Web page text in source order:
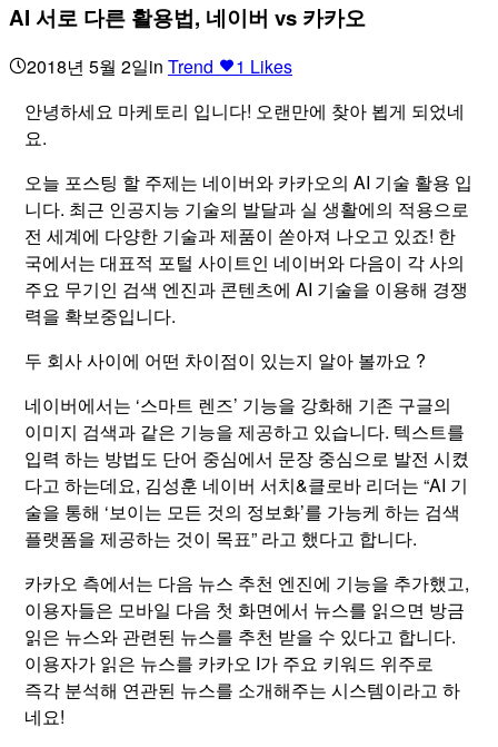
AI 서로 다른 활용법, 네이버 vs 카카오
2018년 5월 2일in Trend 1 Likes
안녕하세요 마케토리 입니다! 오랜만에 찾아 뵙게 되었네
요.
오늘 포스팅 할 주제는 네이버와 카카오의 AI 기술 활용 입
니다. 최근 인공지능 기술의 발달과 실 생활에의 적용으로
전 세계에 다양한 기술과 제품이 쏟아져 나오고 있죠! 한
국에서는 대표적 포털 사이트인 네이버와 다음이 각 사의
주요 무기인 검색 엔진과 콘텐츠에 AI 기술을 이용해 경쟁
력을 확보중입니다.
두 회사 사이에 어떤 차이점이 있는지 알아 볼까요 ?
네이버에서는 ‘스마트 렌즈’ 기능을 강화해 기존 구글의
이미지 검색과 같은 기능을 제공하고 있습니다. 텍스트를
입력 하는 방법도 단어 중심에서 문장 중심으로 발전 시켰
다고 하는데요, 김성훈 네이버 서치&클로바 리더는 “AI 기
술을 통해 ‘보이는 모든 것의 정보화’를 가능케 하는 검색
플랫폼을 제공하는 것이 목표” 라고 했다고 합니다.
카카오 측에서는 다음 뉴스 추천 엔진에 기능을 추가했고,
이용자들은 모바일 다음 첫 화면에서 뉴스를 읽으면 방금
읽은 뉴스와 관련된 뉴스를 추천 받을 수 있다고 합니다.
이용자가 읽은 뉴스를 카카오 I가 주요 키워드 위주로
즉각 분석해 연관된 뉴스를 소개해주는 시스템이라고 하
네요!